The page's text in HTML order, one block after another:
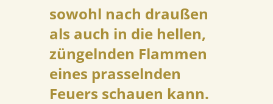
sowohl nach draußen
als auch in die hellen,
züngelnden Flammen
eines prasselnden
Feuers schauen kann.